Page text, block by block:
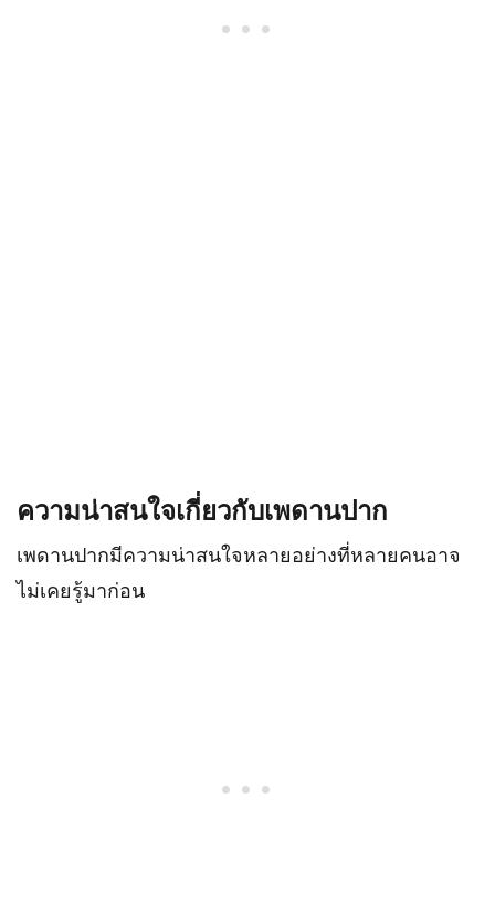
ความน่าสนใจเกี่ยวกับเพดานปาก
เพดานปากมีความน่าสนใจหลายอย่างที่หลายคนอาจ
ไม่เคยรู้มาก่อน